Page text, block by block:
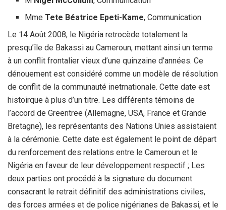
MmeTete Béatrice Epeti-Kame, Communication
Le 14 Août 2008, le Nigéria retrocède totalement la
presqu’île de Bakassi au Cameroun, mettant ainsi un terme
à un conflit frontalier vieux d’une quinzaine d’années. Ce
dénouement est considéré comme un modèle de résolution
de conflit de la communauté inetrnationale. Cette date est
histoirque à plus d’un titre. Les différents témoins de
l’accord de Greentree (Allemagne, USA, France et Grande
Bretagne), les représentants des Nations Unies assistaient
à la cérémonie. Cette date est également le point de départ
du renforcement des relations entre le Cameroun et le
Nigéria en faveur de leur développement respectif ; Les
deux parties ont procédé à la signature du document
consacrant le retrait définitif des administrations civiles,
des forces armées et de police nigérianes de Bakassi, et le